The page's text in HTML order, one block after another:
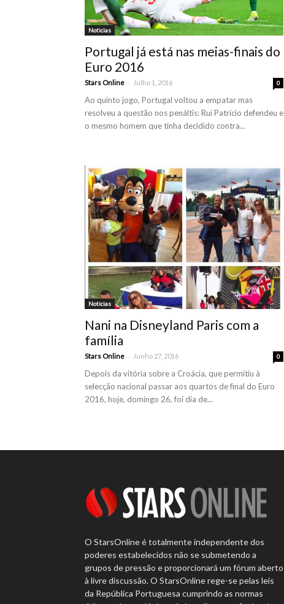
Noticias
Portugal já está nas meias-finais do
Euro 2016
Stars Online - Julho 1, 2016 0
Ao quinto jogo, Portugal voltou a empatar mas
resolveu a questão nos penáltis: Rui Patrício defendeu e
o mesmo homem que tinha decidido contra...
Noticias
Nani na Disneyland Paris com a
família
Stars Online - Junho 27, 2016 0
Depois da vitória sobre a Croácia, que permitiu à
selecção nacional passar aos quartos de final do Euro
2016, hoje, domingo 26, foi dia de...
O StarsOnline é totalmente independente dos
poderes estabelecidos não se submetendo a
grupos de pressão e proporcionará um fórum aberto
à livre discussão. O StarsOnline rege-se pelas leis
da República Portuguesa cumprindo as normas